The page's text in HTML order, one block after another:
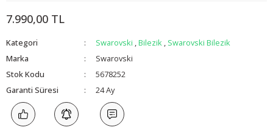
7.990,00 TL
Kategori Swarovski ,Bilezik , Swarovski Bilezik
Marka
Swarovski
Stok Kodu
5678252
Garanti Süresi
24 Ay